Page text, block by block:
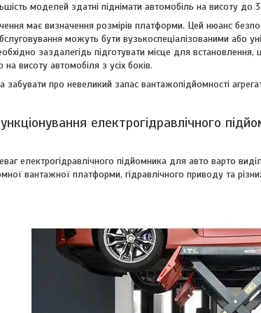
моделей здатні піднімати автомобіль на висоту до
має визначення розмірів платформи. Цей нюанс
можуть бути вузькоспеціалізованими або
заздалегідь підготувати місце для
висоту автомобіля з усіх боків.
про невеликий запас вантажопідйомності
електрогідравлічного
електрогідравлічного підйомника для авто варто
вантажної платформи, гідравлічного приводу та